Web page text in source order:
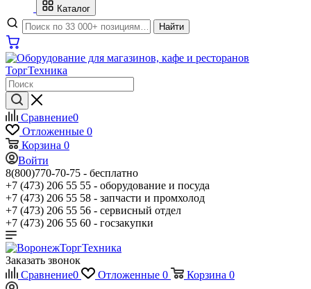
Каталог
Найти
Сравнение0
Отложенные 0
Корзина 0
Войти
8(800)770-70-75 - бесплатно
+7 (473) 206 55 55 - оборудование и посуда
+7 (473) 206 55 58 - запчасти и промхолод
+7 (473) 206 55 56 - сервисный отдел
+7 (473) 206 55 60 - госзакупки
Заказать звонок
Сравнение0 Отложенные 0 Корзина 0